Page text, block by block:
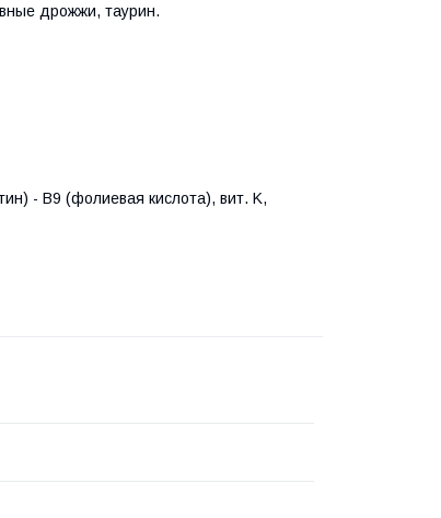
дрожжи, таурин.
- B9 (фолиевая кислота), вит. K,